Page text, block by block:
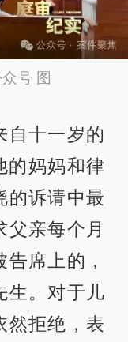
号 图
自十一岁的
妈妈和律
的诉请中最
父亲每个月
席上的，
生。对于儿
然拒绝，表